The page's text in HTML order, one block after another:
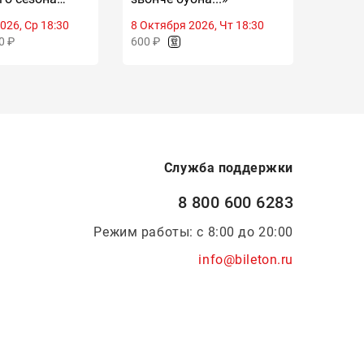
оркестра
Ср 18:30
₽
8 Октября 2026, Чт 18:30
600 ₽
Служба поддержки
8 800 600 6283
Режим работы: с 8:00 до 20:00
info@bileton.ru